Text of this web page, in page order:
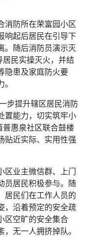
消防所在荣富园小区
响起后居民在引导下
。随后消防员演示灭
居民实操灭火，并结
隐患及家庭防火要
步提升辖区居民消防
置能力，切实筑牢小
普惠泉社区联合鼓楼
贴近实际、实用性强
区业主微信群、上门
员居民积极参与。随
居民们在工作人员的
，沿着预定的安全疏
区空旷的安全集合
无一人拥挤掉队。